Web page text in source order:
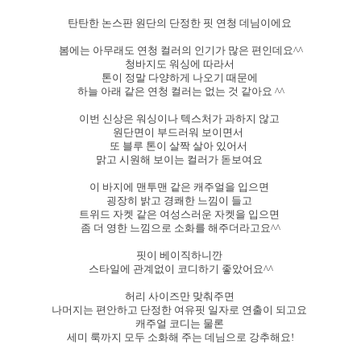
탄탄한 논스판 원단의 단정한 핏 연청 데님이에요
봄에는 아무래도 연청 컬러의 인기가 많은 편인데요^^
청바지도 워싱에 따라서
톤이 정말 다양하게 나오기 때문에
하늘 아래 같은 연청 컬러는 없는 것 같아요 ^^
이번 신상은 워싱이나 텍스처가 과하지 않고
원단면이 부드러워 보이면서
또 블루 톤이 살짝 살아 있어서
맑고 시원해 보이는 컬러가 돋보여요
이 바지에 맨투맨 같은 캐주얼을 입으면
굉장히 밝고 경쾌한 느낌이 들고
트위드 자켓 같은 여성스러운 자켓을 입으면
좀 더 영한 느낌으로 소화를 해주더라고요^^
핏이 베이직하니깐
스타일에 관계없이 코디하기 좋았어요^^
허리 사이즈만 맞춰주면
나머지는 편안하고 단정한 여유핏 일자로 연출이 되고요
캐주얼 코디는 물론
세미 룩까지 모두 소화해 주는 데님으로 강추해요!